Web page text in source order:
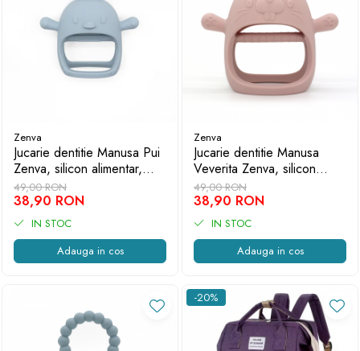
Zenva
Jucarie dentitie Manusa Pui
Zenva, silicon alimentar,
fara BPA, 3-12 luni,
Albastru
49,00 RON
38,90 RON
IN STOC
Adauga in cos
Zenva
Jucarie dentitie Manusa
Veverita Zenva, silicon
alimentar, fara BPA, 3-12
luni, Roz
49,00 RON
38,90 RON
IN STOC
Adauga in cos
-20%